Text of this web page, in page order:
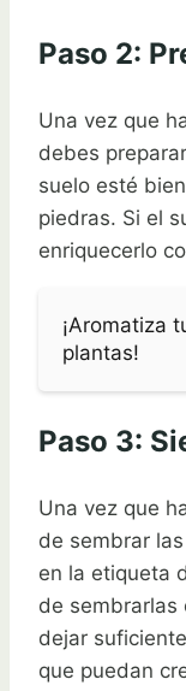
Paso 2:
Una vez que
debes
suelo esté
piedras. Si el
enriquecerlo
¡Aromatiza
plantas!
Paso 3:
Una vez que
de sembrar
en la etiqueta
de sembrarlas
dejar
que puedan